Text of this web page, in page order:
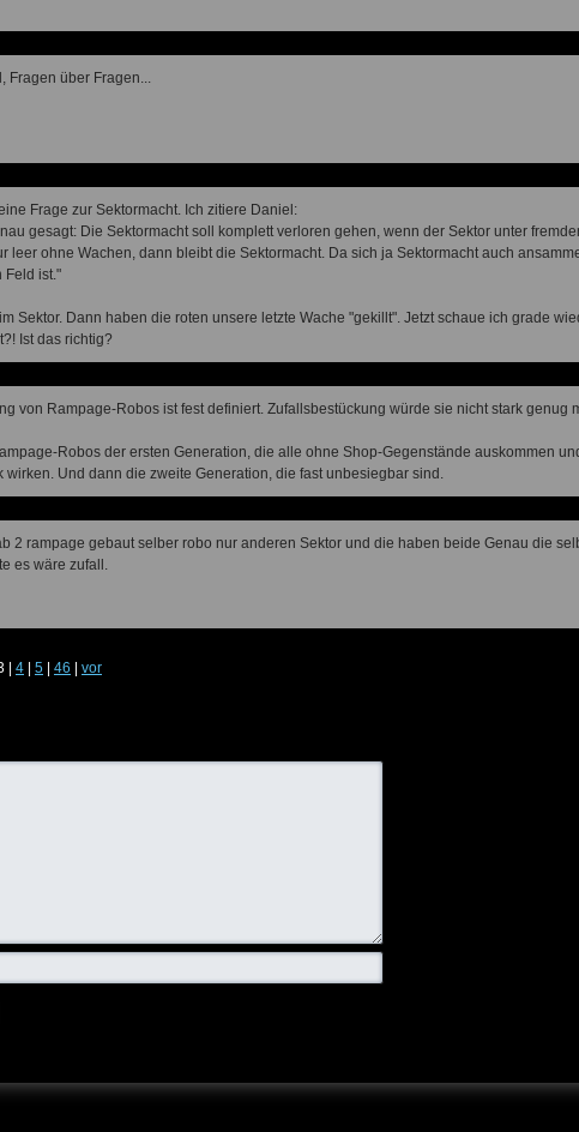
Fragen über Fragen...
Frage zur Sektormacht. Ich zitiere Daniel:
gesagt: Die Sektormacht soll komplett verloren gehen, wenn der Sektor unter
leer ohne Wachen, dann bleibt die Sektormacht. Da sich ja Sektormacht auch
Feld ist."
Sektor. Dann haben die roten unsere letzte Wache "gekillt". Jetzt schaue ich grade
Ist das richtig?
von Rampage-Robos ist fest definiert. Zufallsbestückung würde sie nicht stark genug
Robos der ersten Generation, die alle ohne Shop-Gegenstände auskommen
wirken. Und dann die zweite Generation, die fast unbesiegbar sind.
2 rampage gebaut selber robo nur anderen Sektor und die haben beide Genau die
es wäre zufall.
4 5 46 vor